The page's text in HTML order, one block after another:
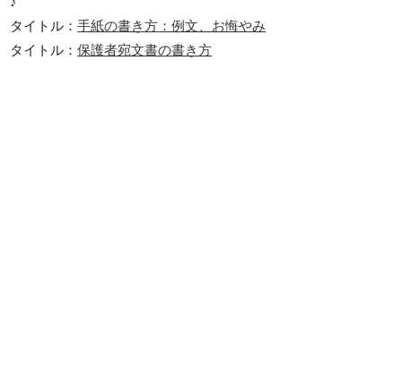
タイトル：手紙の書き方：例文、お悔やみ
タイトル：保護者宛文書の書き方